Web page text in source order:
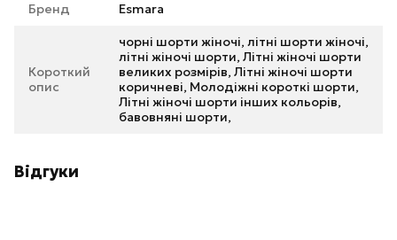
Бренд Esmara
Короткий
опис
чорні шорти жіночі, літні шорти жіночі,
літні жіночі шорти, Літні жіночі шорти
великих розмірів, Літні жіночі шорти
коричневі, Молодіжні короткі шорти,
Літні жіночі шорти інших кольорів,
бавовняні шорти,
Відгуки